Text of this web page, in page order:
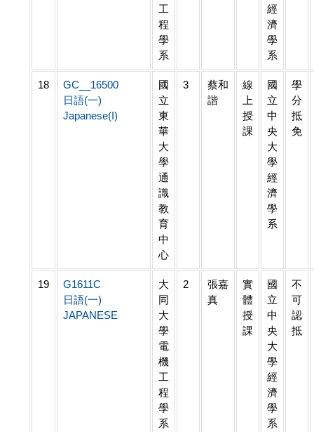
工
程
學
系
經
濟
學
系
18
GC__16500
日語(一)
Japanese(I)
國
立
東
華
大
學
通
識
教
育
中
心
3
蔡和
諧
線
上
授
課
國
立
中
央
大
學
經
濟
學
系
學
分
抵
免
19
G1611C
日語(一)
JAPANESE
大
同
大
學
電
機
工
程
學
系
2
張嘉
真
實
體
授
課
國
立
中
央
大
學
經
濟
學
系
不
可
認
抵